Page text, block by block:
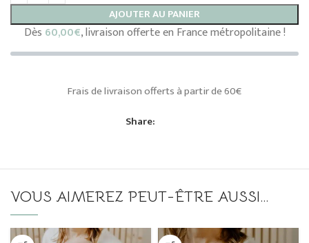
AJOUTER AU PANIER
Dès 60,00€, livraison offerte en France métropolitaine !
Frais de livraison offerts à partir de 60€
Share:
VOUS AIMEREZ PEUT-ÊTRE AUSSI…